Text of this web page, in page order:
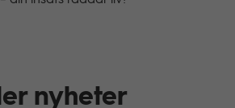
nyheter